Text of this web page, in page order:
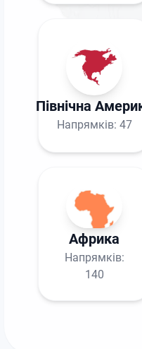
Північна
Напрямків: 47
Африка
Напрямків:
140